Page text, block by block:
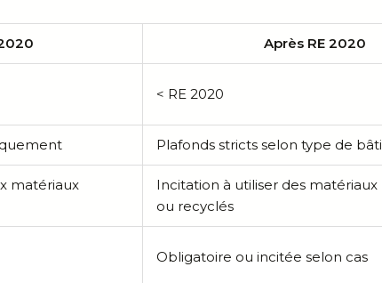
Après RE 2020
< RE 2020
Plafonds stricts selon type de
matériaux
Incitation à utiliser des matériaux
ou recyclés
Obligatoire ou incitée selon cas